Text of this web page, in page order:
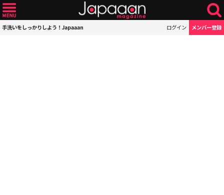
手洗いをしっかりしよう！Japaaan ログイン メンバー登録